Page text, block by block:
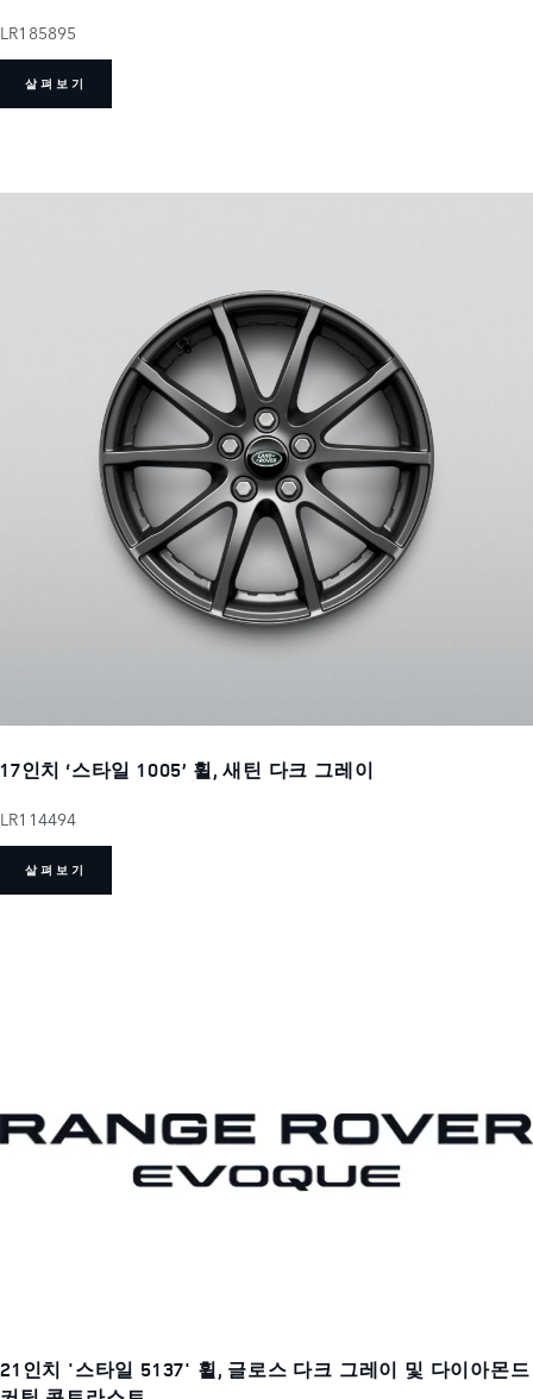
LR185895
살펴보기
17인치 ‘스타일 1005’ 휠, 새틴 다크 그레이
LR114494
살펴보기
21인치 '스타일 5137' 휠, 글로스 다크 그레이 및 다이아몬드